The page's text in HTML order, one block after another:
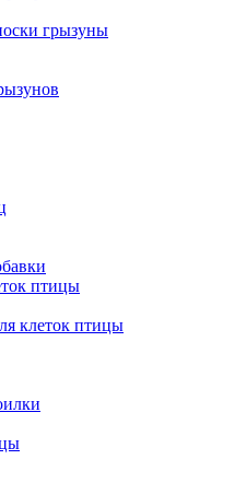
грызуны
птицы
клеток птицы